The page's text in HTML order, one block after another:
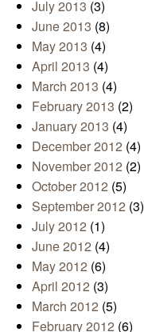
July 2013 (3)
June 2013 (8)
May 2013 (4)
April 2013 (4)
March 2013 (4)
February 2013 (2)
January 2013 (4)
December 2012 (4)
November 2012 (2)
October 2012 (5)
September 2012 (3)
July 2012 (1)
June 2012 (4)
May 2012 (6)
April 2012 (3)
March 2012 (5)
February 2012 (6)